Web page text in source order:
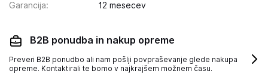
Garancija: 12 mesecev
B2B ponudba in nakup opreme
Preveri B2B ponudbo ali nam pošlji povpraševanje glede nakupa
opreme. Kontaktirali te bomo v najkrajšem možnem času.